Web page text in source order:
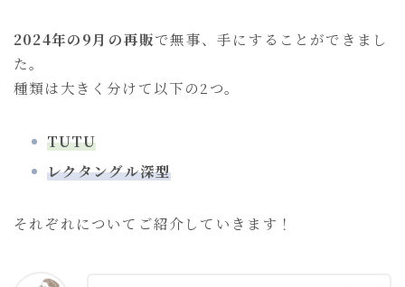
2024年の9月の再販で無事、手にすることができまし
た。
種類は大きく分けて以下の2つ。
TUTU
レクタングル深型
それぞれについてご紹介していきます！